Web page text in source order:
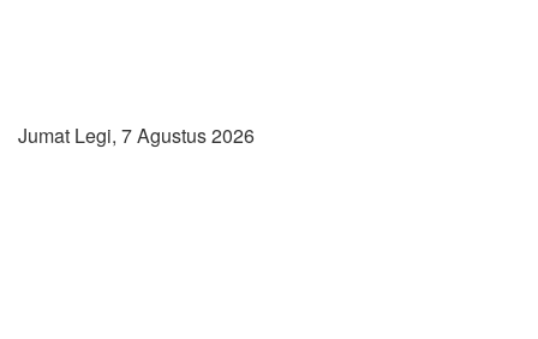
Jumat Legi, 7 Agustus 2026